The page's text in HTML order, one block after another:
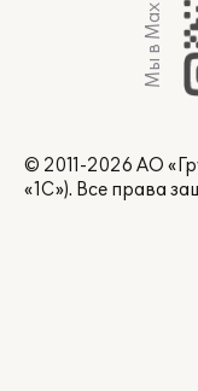
Мы в Max
© 2011-2026 АО
«1С»). Все права